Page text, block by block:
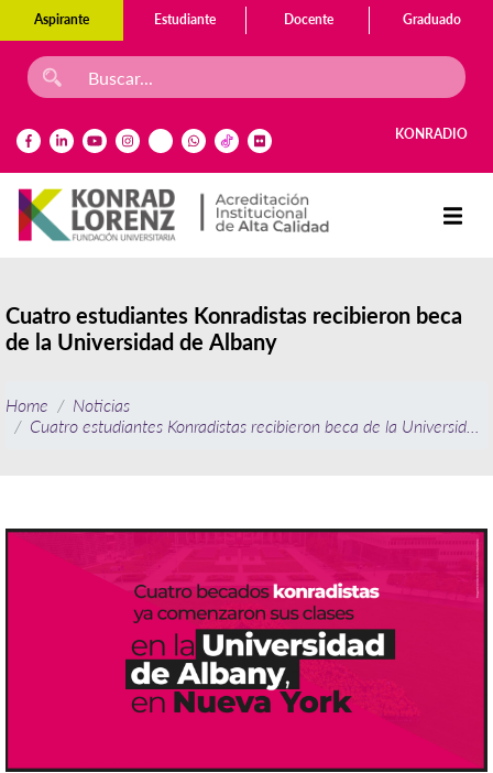
Aspirante Estudiante Docente Graduado
KONRADIO
Cuatro estudiantes Konradistas recibieron beca
de la Universidad de Albany
Home
Noticias
Cuatro estudiantes Konradistas recibieron beca de la Universidad